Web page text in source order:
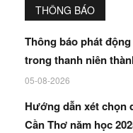
THÔNG BÁO
Thông báo phát
trong thanh niên
05-08-2026
Hướng dẫn xét chọn
Cần Thơ năm học